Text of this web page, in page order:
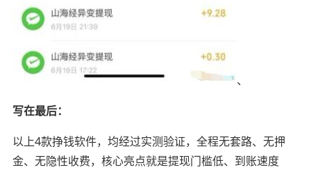
、
写在最后：
以上4款挣钱软件，均经过实测验证，全程无套路、无押
金、无隐性收费，核心亮点就是提现门槛低、到账速度